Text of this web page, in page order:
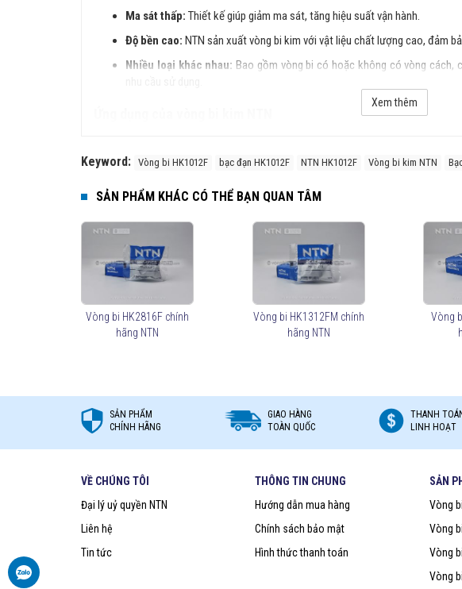
Ma sát thấp: Thiết kế giúp giảm ma sát, tăng hiệu suất vận hành.
Độ bền cao: NTN sản xuất vòng bi kim với vật liệu chất lượng cao, đảm
Nhiều loại khác nhau: Bao gồm vòng bi có hoặc không có vòng
Động cơ điện, máy nén khí
Ngành dệt may, công nghiệp chế biến thực phẩm
Mua vòng bi kim NTN chính hãng ở đâu?
Trên thị trường vòng bi bạc đạn NTN bị làm giả rất nhiều, để lựa chọn mua
quyền NTNđể đảm nguồn gốc sản phẩm chính hãng. VOBICO (
. Liên hệ ngay với chúng tôi nếu Bạn cần tư vấn loại vòng bi NTN phù
Xem thêm
Keyword: Vòng bi HK1012F bạc đạn HK1012F NTN HK1012F Vòng bi kim NTN
SẢN PHẨM KHÁC CÓ THỂ BẠN QUAN TÂM
Vòng bi HK2816F chính
hãng NTN
Vòng bi HK1312FM chính
hãng NTN
Vòng
SẢN PHẨM
CHÍNH HÃNG
GIAO HÀNG
TOÀN QUỐC
THANH
LINH HOẠT
VỀ CHÚNG TÔI
Đại lý uỷ quyền NTN
Liên hệ
Tin tức
THÔNG TIN CHUNG
Hướng dẫn mua hàng
Chính sách bảo mật
Hình thức thanh toán
SẢN
Vòng
Vòng
Vòng
Vòng